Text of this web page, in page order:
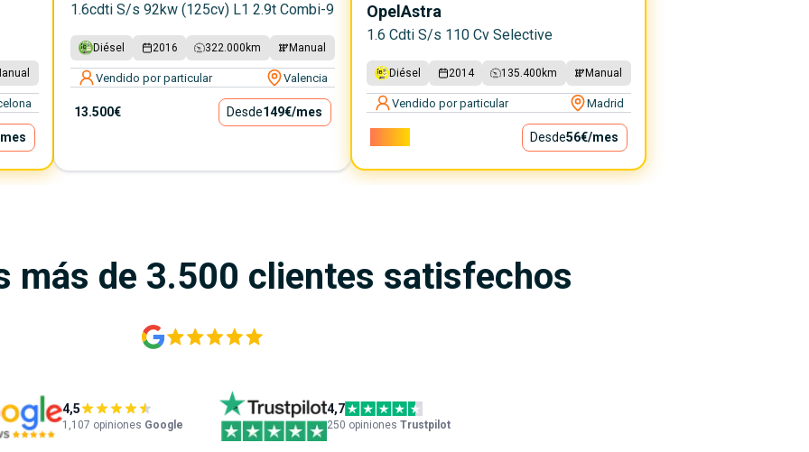
1.6cdti S/s 92kw (125cv) L1 2.9t Combi-9
Diésel 2016 322.000 km Manual
Vendido por particular Valencia
13.500€ Desde149€/mes
Opel Astra
1.6 Cdti S/s 110 Cv Selective
Diésel 2014 135.400 km Manual
Vendido por particular Madrid
Desde56€/mes
más de 3.500 clientes satisfechos
4,5
1,107 opiniones Google
4,7
250 opiniones Trustpilot